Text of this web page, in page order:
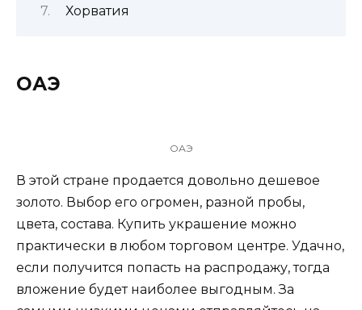
Хорватия
ОАЭ
ОАЭ
В этой стране продается довольно дешевое
золото. Выбор его огромен, разной пробы,
цвета, состава. Купить украшение можно
практически в любом торговом центре. Удачно,
если получится попасть на распродажу, тогда
вложение будет наиболее выгодным. За